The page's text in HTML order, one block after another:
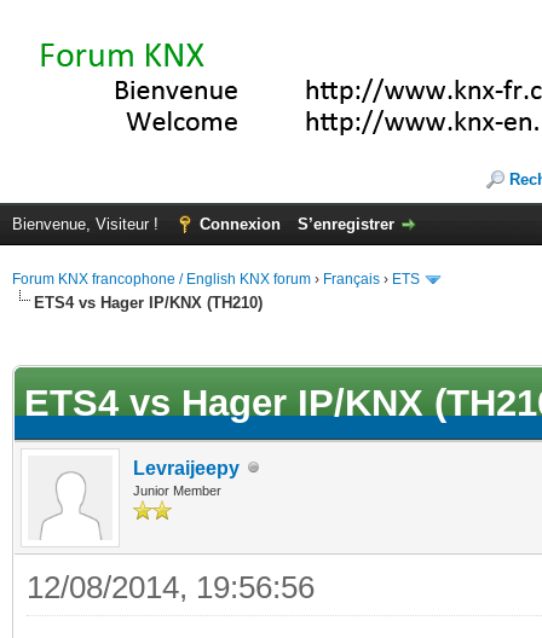
Bienvenue, Visiteur ! Connexion S’enregistrer
Forum KNX francophone / English KNX forum › Français › ETS
ETS4 vs Hager IP/KNX (TH210)
ETS4 vs Hager IP/KNX
Levraijeepy
Junior Member
12/08/2014, 19:56:56